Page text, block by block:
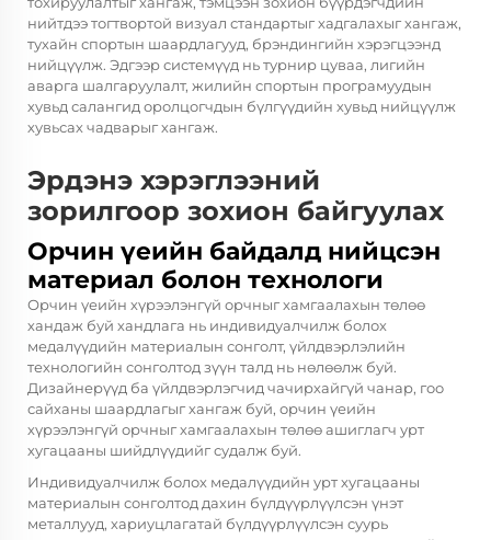
нийтдээ тогтвортой визуал стандартыг хадгалахыг хангаж,
тухайн спортын шаардлагууд, брэндингийн хэрэгцээнд
нийцүүлж. Эдгээр системүүд нь турнир цуваа, лигийн
аварга шалгаруулалт, жилийн спортын програмуудын
хувьд салангид оролцогчдын бүлгүүдийн хувьд нийцүүлж
хувьсах чадварыг хангаж.
Эрдэнэ хэрэглээний
зорилгоор зохион байгуулах
Орчин үеийн байдалд нийцсэн
материал болон технологи
Орчин үеийн хүрээлэнгүй орчныг хамгаалахын төлөө
хандаж буй хандлага нь индивидуалчилж болох
медалүүдийн материалын сонголт, үйлдвэрлэлийн
технологийн сонголтод зүүн талд нь нөлөөлж буй.
Дизайнерүүд ба үйлдвэрлэгчид чачирхайгүй чанар, гоо
сайханы шаардлагыг хангаж буй, орчин үеийн
хүрээлэнгүй орчныг хамгаалахын төлөө ашиглагч урт
хугацааны шийдлүүдийг судалж буй.
Индивидуалчилж болох медалүүдийн урт хугацааны
материалын сонголтод дахин бүлдүүрлүүлсэн үнэт
металлууд, хариуцлагатай бүлдүүрлүүлсэн суурь